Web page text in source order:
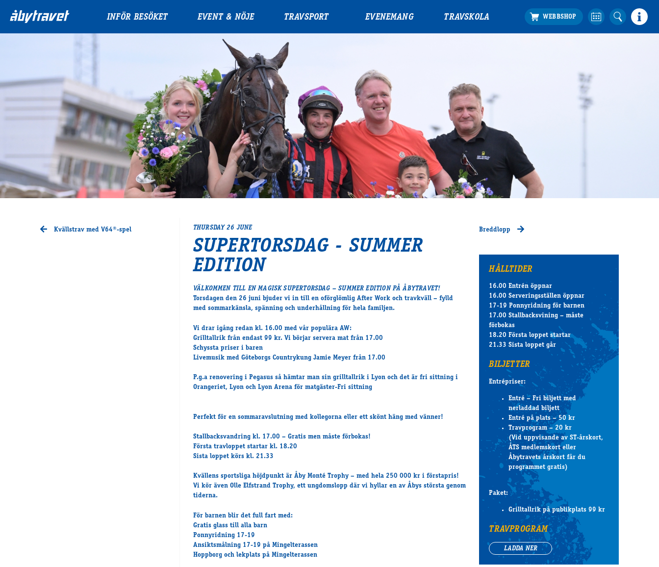
INFÖR BESÖKET EVENT & NÖJE TRAVSPORT EVENEMANG TRAVSKOLA
Kvällstrav med V64®-spel THURSDAY 26 JUNE
SUPERTORSDAG - SUMMER
EDITION
VÄLKOMMEN TILL EN MAGISK SUPERTORSDAG – SUMMER EDITION PÅ ÅBYTRAVET!
Torsdagen den 26 juni bjuder vi in till en oförglömlig After Work och travkväll – fylld
med sommarkänsla, spänning och underhållning för hela familjen.
Vi drar igång redan kl. 16.00 med vår populära AW:
Grilltallrik från endast 99 kr. Vi börjar servera mat från 17.00
Schyssta priser i baren
Livemusik med Göteborgs Countrykung Jamie Meyer från 17.00
P.g.a renovering i Pegasus så hämtar man sin grilltallrik i Lyon och det är fri sittning i
Orangeriet, Lyon och Lyon Arena för matgäster-Fri sittning
Perfekt för en sommaravslutning med kollegorna eller ett skönt häng med vänner!
Stallbacksvandring kl. 17.00 – Gratis men måste förbokas!
Första travloppet startar kl. 18.20
Sista loppet körs kl. 21.33
Kvällens sportsliga höjdpunkt är Åby Monté Trophy– med hela 250 000 kr i förstapris!
Vi kör även Olle Elfstrand Trophy, ett ungdomslopp där vi hyllar en av Åbys största genom
tiderna.
För barnen blir det full fart med:
Gratis glass till alla barn
Ponnyridning 17-19
Ansiktsmålning 17-19 på Mingelterassen
Hoppborg och lekplats på Mingelterassen
Breddlopp
HÅLLTIDER
16.00 Entrén öppnar
16.00 Serveringsställen öppnar
17-19 Ponnyridning för barnen
17.00 Stallbacksvining – måste
förbokas
18.20 Första loppet startar
21.33 Sista loppet går
BILJETTER
Entrépriser:
Entré – Fri biljett med
nerladdad biljett
Entré på plats – 50 kr
Travprogram – 20 kr
(Vid uppvisande av ST-årskort,
ÅTS medlemskort eller
Åbytravets årskort får du
programmet gratis)
Paket:
Grilltallrik på publikplats 99 kr
TRAVPROGRAM
LADDA NER